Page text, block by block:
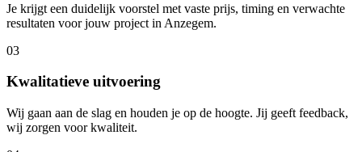
Je krijgt een duidelijk voorstel met vaste prijs, timing en verwachte
resultaten voor jouw project in Anzegem.
03
Kwalitatieve uitvoering
Wij gaan aan de slag en houden je op de hoogte. Jij geeft feedback,
wij zorgen voor kwaliteit.